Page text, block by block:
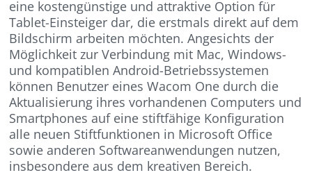
eine kostengünstige und attraktive Option für
Tablet-Einsteiger dar, die erstmals direkt auf dem
Bildschirm arbeiten möchten. Angesichts der
Möglichkeit zur Verbindung mit Mac, Windows-
und kompatiblen Android-Betriebssystemen
können Benutzer eines Wacom One durch die
Aktualisierung ihres vorhandenen Computers und
Smartphones auf eine stiftfähige Konfiguration
alle neuen Stiftfunktionen in Microsoft Office
sowie anderen Softwareanwendungen nutzen,
insbesondere aus dem kreativen Bereich.